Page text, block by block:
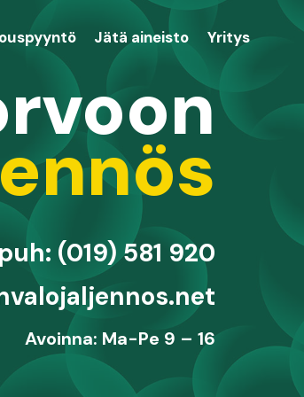
Jätä aineisto Yritys
puh: (019) 581 920
Avoinna: Ma-Pe 9 – 16